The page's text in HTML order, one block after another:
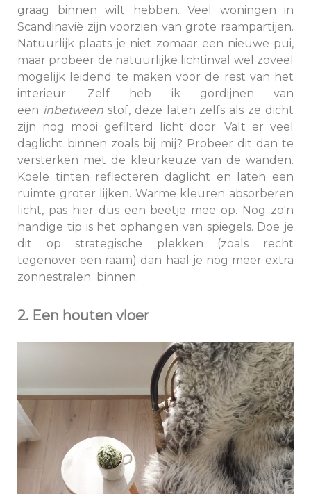
graag binnen wilt hebben. Veel woningen in
Scandinavië zijn voorzien van grote raampartijen.
Natuurlijk plaats je niet zomaar een nieuwe pui,
maar probeer de natuurlijke lichtinval wel zoveel
mogelijk leidend te maken voor de rest van het
interieur. Zelf heb ik gordijnen van
een inbetweenstof, deze laten zelfs als ze dicht
zijn nog mooi gefilterd licht door. Valt er veel
daglicht binnen zoals bij mij? Probeer dit dan te
versterken met de kleurkeuze van de wanden.
Koele tinten reflecteren daglicht en laten een
ruimte groter lijken. Warme kleuren absorberen
licht, pas hier dus een beetje mee op. Nog zo'n
handige tip is het ophangen van spiegels. Doe je
dit op strategische plekken (zoals recht
tegenover een raam) dan haal je nog meer extra
zonnestralen binnen.
2. Een houten vloer